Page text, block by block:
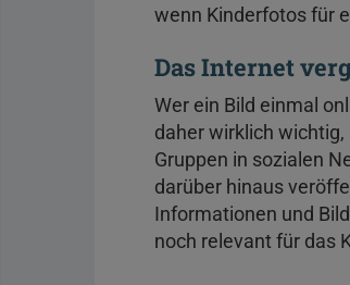
wenn Kinderfotos für
Das Internet
Wer ein Bild einmal
daher wirklich
Gruppen in sozialen
darüber hinaus
Informationen und
noch relevant für das